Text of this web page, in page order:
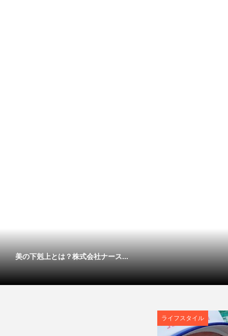
美の下剋上とは？株式会社ナース...
ライフスタイル